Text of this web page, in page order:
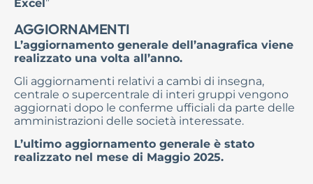
Excel ”
AGGIORNAMENTI
L’aggiornamento generale dell’anagrafica viene
realizzato una volta all’anno.
Gli aggiornamenti relativi a cambi di insegna,
centrale o supercentrale di interi gruppi vengono
aggiornati dopo le conferme ufficiali da parte delle
amministrazioni delle società interessate.
L’ultimo aggiornamento generale è stato
realizzato nel mese di Maggio 2025.